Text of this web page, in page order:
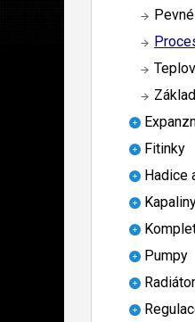
Fitinky
Hadice
Pumpy